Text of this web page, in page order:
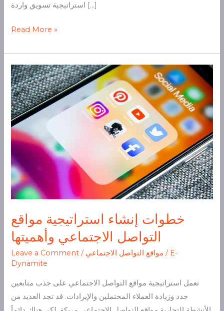
استراتيجية تسويق واردة […]
Read More »
خطوات إنشاء استراتيجية مواقع
التواصل الاجتماعي وأهميتها
Leave a Comment / مواقع التواصل الاجتماعي / E-
Dynamite
تعمل استراتيجية مواقع التواصل الاجتماعي على جذب متابعين
جدد وزيادة العملاء المحتملين والإيرادات. قد تجد العديد من
خطوات
إنشاء
استراتيجية
مواقع
التواصل
الاجتماعي
وأهميتها